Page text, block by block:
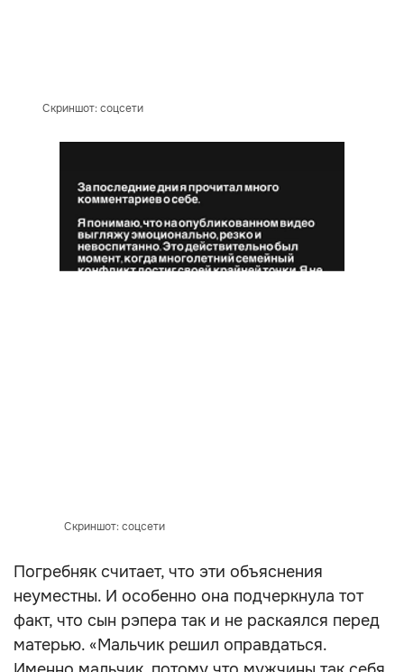
Скриншот: соцсети
Скриншот: соцсети
Погребняк считает, что эти объяснения
неуместны. И особенно она подчеркнула тот
факт, что сын рэпера так и не раскаялся перед
матерью. «Мальчик решил оправдаться.